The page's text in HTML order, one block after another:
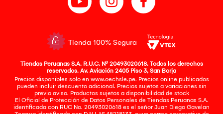
Tienda 100% Segura
Tiendas Peruanas S.A. R.U.C. Nº 20493020618. Todos los derechos
reservados. Av. Aviación 2405 Piso 3, San Borja
Precios disponibles solo en www.oechsle.pe. Precios online publicados
pueden incluir descuento adicional. Precios sujetos a variaciones sin
previo aviso. Productos sujetos a disponibilidad de stock
El Oficial de Protección de Datos Personales de Tiendas Peruanas S.A.
identificada con RUC No. 20493020618 es el señor Juan Diego Gavelan